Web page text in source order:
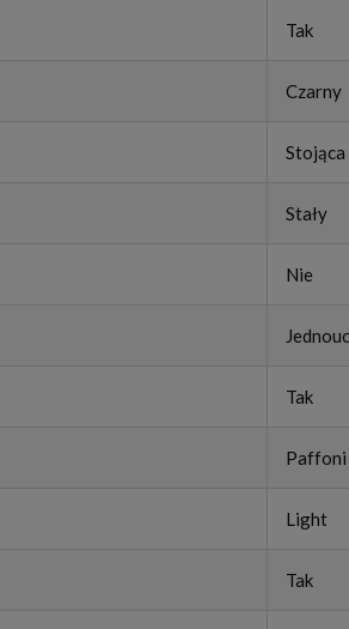
Tak
Czarny
Stojąca
Stały
Nie
Tak
Paffoni
Light
Tak